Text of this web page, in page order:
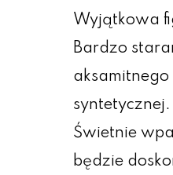
Wyjątkowa
Bardzo
aksamitnego
syntetycznej.
Świetnie
będzie d